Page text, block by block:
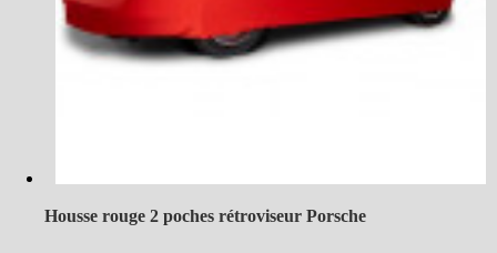
Housse rouge 2 poches rétroviseur Porsche